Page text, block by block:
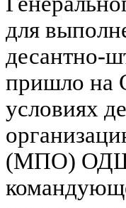
для
десантно-
пришло на
условиях
(МПО) ОДШБ